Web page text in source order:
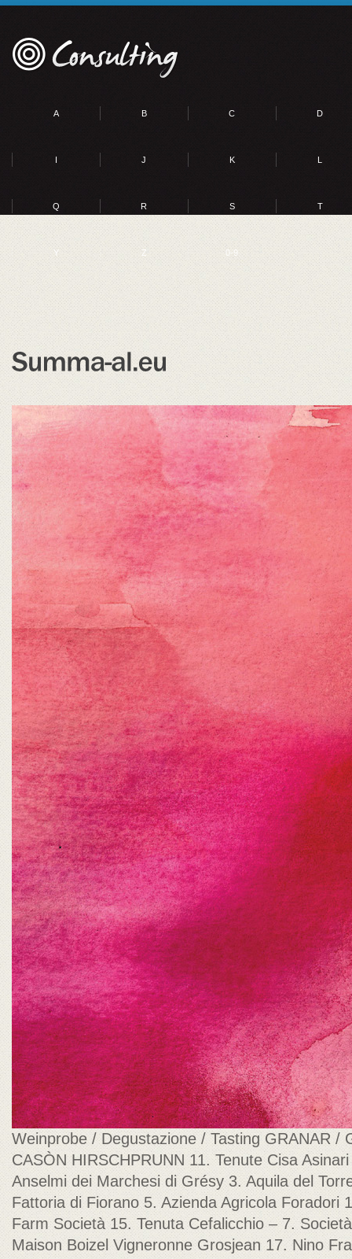
A B C D
I J K L
Q R S T
Y Z 0-9
Weinprobe / Degustazione / Tasting GRANAR /
CASÒN HIRSCHPRUNN 11. Tenute Cisa
Anselmi dei Marchesi di Grésy 3. Aquila del
Fattoria di Fiorano 5. Azienda Agricola Foradori
Farm Società 15. Tenuta Cefalicchio – 7.
Maison Boizel Vigneronne Grosjean 17. Nino